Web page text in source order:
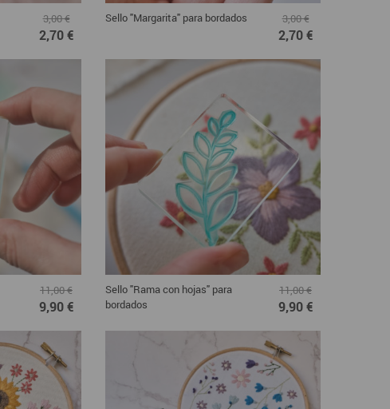
3,00 €
2,70 €
Sello "Margarita" para bordados 3,00 €
2,70 €
11,00 €
9,90 €
Sello "Rama con hojas" para
bordados
11,00 €
9,90 €